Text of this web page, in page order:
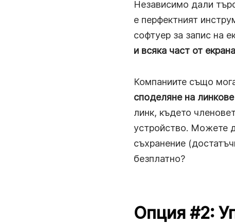
Независимо дали
е перфектният
софтуер за запис на
и всяка част от
Компаниите също
споделяне на линкове
линк, където
устройство. Можете
съхранение
безплатно?
Опция #2: